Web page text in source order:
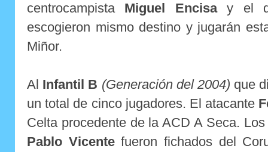
centrocampista Miguel Encisay el
escogieron mismo destino y jugarán
Miñor.
Al Infantil B (Generación del 2004) que
un total de cinco jugadores. El atacante
Celta procedente de la ACD A Seca.
Pablo Vicentefueron fichados del